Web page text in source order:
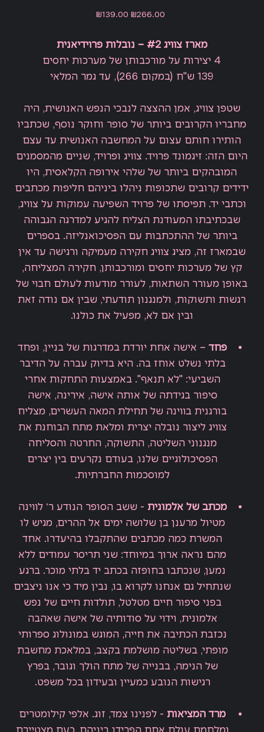
Original
price
₪266.00
Sale
price
₪139.00
מארז צוויג #2 – נובלות פרוידיאנית
4 יצירות על מורכבותן של מערכות יחסים
139 ש"ח (במקום 266), עד גמר המלאי
שטפן צוויג, אמן ההצצה לנבכי הנפש האנושית, היה
מחבריו הקרובים ביותר של סופר וחוקר נוסף, שכתביו
הותירו חותם עצום על המחשבה האנושית עד עצם
היום הזה: זיגמונד פרויד. צוויג ופרויד, שניים מהמסמנים
המובהקים ביותר של שלהי אירופה הקלאסית, היו
ידידים קרובים שתכופות ניהלו ביניהם חליפות מכתבים
וכתבי יד. תפיסתו של פרויד השפיעה עמוקות על צוויג,
שבכתיבתו המעודנת הצליח להגיע למדרגה הגבוהה
ביותר של ההתכתבות עם הפסיכואנליזה. בספרים
שבמארז זה, מציג צוויג חקירה מעמיקה ורגישה עד אין
קץ של מערכות יחסים ומורכבותן, חקירה המצליחה,
באופן מעורר השתאות, לעורר מודעות לעולם חבוי של
רגשות ותשוקות, ולמנגנון תודעתי, שבין אם נודה זאת
ובין אם לא, מפעיל את כולנו.
פחד – אישה אחת יורדת במדרגות של בניין, ופחד
בלתי נשלט אוחז בה. היא בדיוק עברה על הדיבר
השביעי: "לא תנאף". באמצעות התחקות אחרי
סיפור בגידתה של אותה אישה, אירינה, אישה
בורגנית בווינה של תחילת המאה העשרים, מצליח
צוויג ליצור נובלה יצרית ומלאת מתח הבוחנת את
מנגנוני השליטה, התשוקה, החרטה והסליחה
הפסיכולוגיים שלנו, בעודם נקרעים בין יצרים
למוסכמות החברתיות.
מכתב של אלמונית -ששב הסופר הנודע ר׳ לווינה
מטיול מרענן בן שלושה ימים אל ההרים, מגיש לו
המשרת כמה מכתבים שהתקבלו בהיעדרו. אחד
מהם נראה ארוך במיוחד: שני תריסר עמודים ללא
נמען, שנכתבו בחופזה בכתב יד בלתי מוכר. ברגע
שנתחיל גם אנחנו לקרוא בו, נבין מיד כי אנו ניצבים
בפני סיפור חיים מטלטל, תולדות חיים של נפש
אלמונית, וידוי על סודותיה של אישה שאהבה
נכזבת הכתיבה את חייה, המוגש במונולוג ספרותי
מופתי, בשליטה מושלמת בקצב, במלאכת מחשבת
של הנימה, בבנייה של מתח הולך וגובר, בפרץ
רגישות הנובע כמעיין ובעידון בכל משפט.
מרד המציאות - לפנינו צמד, זוג. אלפי קילומטרים